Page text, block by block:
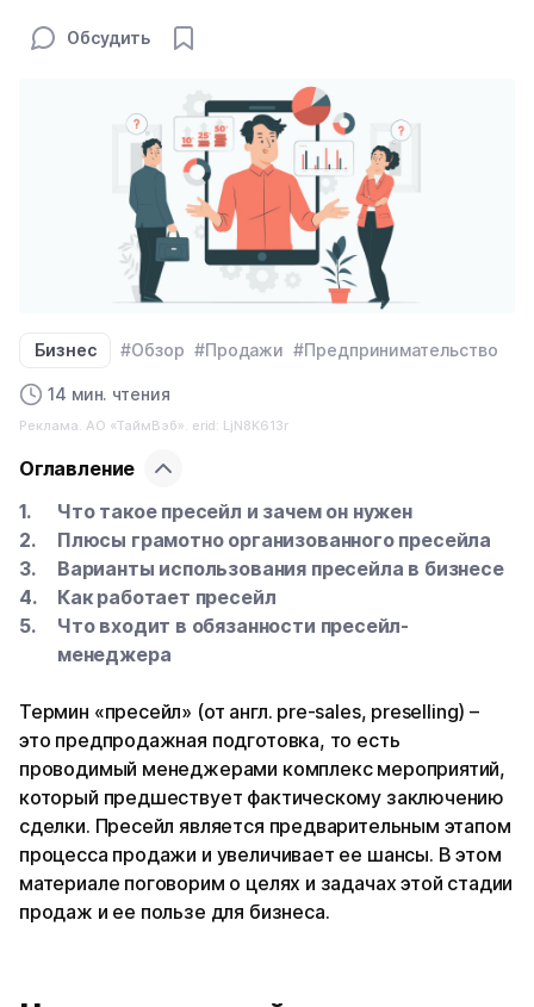
Обсудить
Бизнес #Обзор #Продажи #Предпринимательство
14 мин. чтения
Реклама. АО «ТаймВэб». erid: LjN8K613r
Оглавление
Что такое пресейл и зачем он нужен
Плюсы грамотно организованного пресейла
Варианты использования пресейла в бизнесе
Как работает пресейл
Что входит в обязанности пресейл-
менеджера
Термин «пресейл» (от англ. pre-sales, preselling) –
это предпродажная подготовка, то есть
проводимый менеджерами комплекс мероприятий,
который предшествует фактическому заключению
сделки. Пресейл является предварительным этапом
процесса продажи и увеличивает ее шансы. В этом
материале поговорим о целях и задачах этой стадии
продаж и ее пользе для бизнеса.